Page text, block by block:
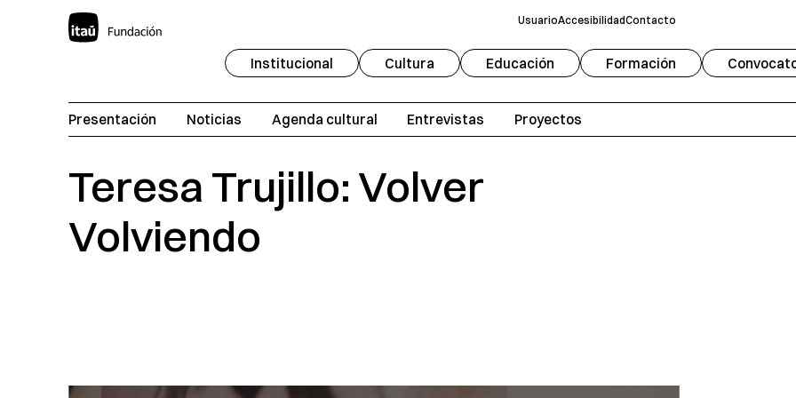
UsuarioAccesibilidad
Fuente
A
Modo oscuro
Redifinir
Contacto
Institucional Cultura Educación Formación
Presentación Noticias Agenda cultural Entrevistas Proyectos
Teresa Trujillo: Volver
Volviendo